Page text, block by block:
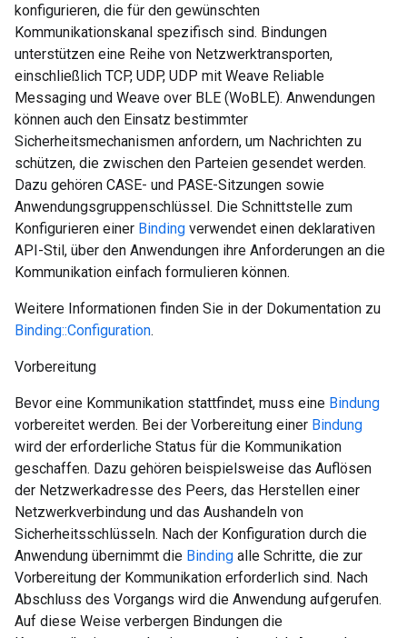
konfigurieren, die für den gewünschten
Kommunikationskanal spezifisch sind. Bindungen
unterstützen eine Reihe von Netzwerktransporten,
einschließlich TCP, UDP, UDP mit Weave Reliable
Messaging und Weave over BLE (WoBLE). Anwendungen
können auch den Einsatz bestimmter
Sicherheitsmechanismen anfordern, um Nachrichten zu
schützen, die zwischen den Parteien gesendet werden.
Dazu gehören CASE- und PASE-Sitzungen sowie
Anwendungsgruppenschlüssel. Die Schnittstelle zum
Konfigurieren einer Binding verwendet einen deklarativen
API-Stil, über den Anwendungen ihre Anforderungen an die
Kommunikation einfach formulieren können.
Weitere Informationen finden Sie in der Dokumentation zu
Binding::Configuration.
Vorbereitung
Bevor eine Kommunikation stattfindet, muss eine Bindung
vorbereitet werden. Bei der Vorbereitung einer Bindung
wird der erforderliche Status für die Kommunikation
geschaffen. Dazu gehören beispielsweise das Auflösen
der Netzwerkadresse des Peers, das Herstellen einer
Netzwerkverbindung und das Aushandeln von
Sicherheitsschlüsseln. Nach der Konfiguration durch die
Anwendung übernimmt die Binding alle Schritte, die zur
Vorbereitung der Kommunikation erforderlich sind. Nach
Abschluss des Vorgangs wird die Anwendung aufgerufen.
Auf diese Weise verbergen Bindungen die